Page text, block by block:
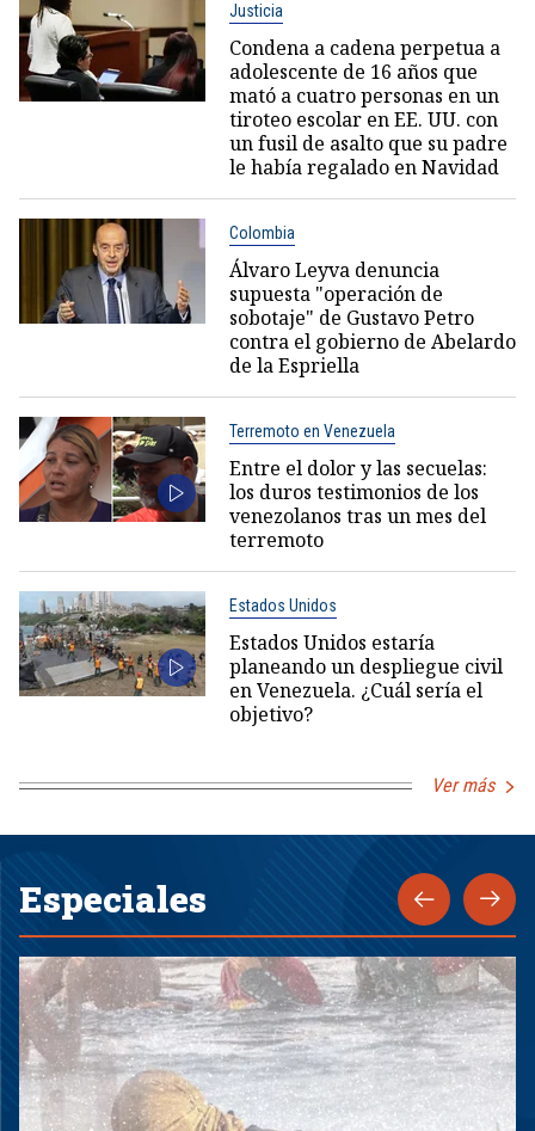
Justicia
Condena a cadena perpetua a
adolescente de 16 años que
mató a cuatro personas en un
tiroteo escolar en EE. UU. con
un fusil de asalto que su padre
le había regalado en Navidad
Colombia
Álvaro Leyva denuncia
supuesta "operación de
sobotaje" de Gustavo Petro
contra el gobierno de Abelardo
de la Espriella
Terremoto en Venezuela
Entre el dolor y las secuelas:
los duros testimonios de los
venezolanos tras un mes del
terremoto
Estados Unidos
Estados Unidos estaría
planeando un despliegue civil
en Venezuela. ¿Cuál sería el
objetivo?
Ver más
Especiales